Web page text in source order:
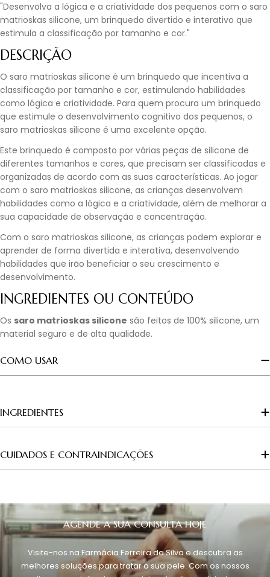
"Desenvolva a lógica e a criatividade dos pequenos com o saro
matrioskas silicone, um brinquedo divertido e interativo que
estimula a classificação por tamanho e cor."
DESCRIÇÃO
O saro matrioskas silicone é um brinquedo que incentiva a
classificação por tamanho e cor, estimulando habilidades
como lógica e criatividade. Para quem procura um brinquedo
que estimule o desenvolvimento cognitivo dos pequenos, o
saro matrioskas silicone é uma excelente opção.
Este brinquedo é composto por várias peças de silicone de
diferentes tamanhos e cores, que precisam ser classificadas e
organizadas de acordo com as suas características. Ao jogar
com o saro matrioskas silicone, as crianças desenvolvem
habilidades como a lógica e a criatividade, além de melhorar a
sua capacidade de observação e concentração.
Com o saro matrioskas silicone, as crianças podem explorar e
aprender de forma divertida e interativa, desenvolvendo
habilidades que irão beneficiar o seu crescimento e
desenvolvimento.
INGREDIENTES OU CONTEÚDO
Os saro matrioskas silicone são feitos de 100% silicone, um
material seguro e de alta qualidade.
COMO USAR
INGREDIENTES
CUIDADOS E CONTRAINDICAÇÕES
AGENDE A SUA CONSULTA HOJE
Visite-nos na Farmácia Ferreira da Silva e descubra as
melhores soluções para tratar a sua pele. Com os nossos